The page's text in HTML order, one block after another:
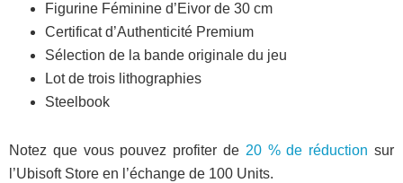
Figurine Féminine d’Eivor de 30 cm
Certificat d’Authenticité Premium
Sélection de la bande originale du jeu
Lot de trois lithographies
Steelbook
Notez que vous pouvez profiter de 20 % de réduction sur
l’Ubisoft Store en l’échange de 100 Units.